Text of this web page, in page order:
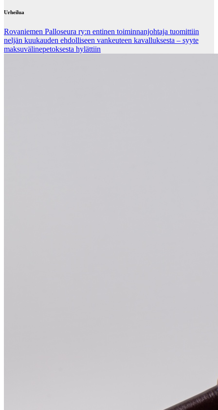
Urheilua
Rovaniemen Palloseura ry:n entinen toiminnanjohtaja tuo­mit­tiin
neljän kuu­kau­den eh­dol­li­seen van­keu­teen ka­val­luk­ses­ta – syyte
mak­su­vä­li­ne­pe­tok­ses­ta hy­lät­tiin